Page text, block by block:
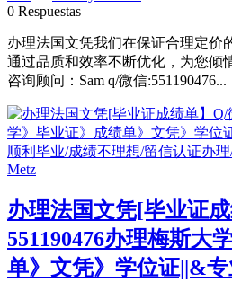
0 Respuestas
办理法国文凭我们在保证合理定价
通过品质和效率不断优化，为您倾
咨询顾问：Sam q/微信:551190476...
办理法国文凭[毕业证
551190476办理梅斯大
单》文凭》学位证||&